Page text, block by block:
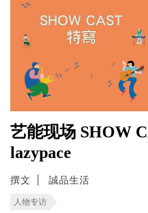
艺能现场 SHOW
lazypace
撰文 誠品生活
人物专访